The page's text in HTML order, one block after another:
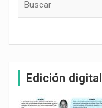
Edición digital